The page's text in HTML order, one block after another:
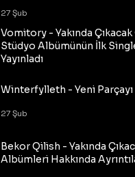
27 Şub
Vomitory - Yakında
Stüdyo Albümünün İlk
Yayınladı
Winterfylleth - Yeni Parçayı
27 Şub
Bekor Qilish - Yakında
Albümleri Hakkında